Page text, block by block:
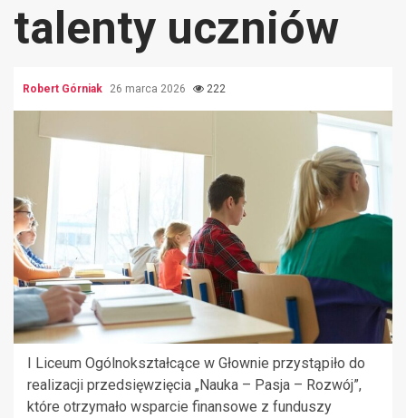
talenty uczniów
Robert Górniak 26 marca 2026 222
I Liceum Ogólnokształcące w Głownie przystąpiło do
realizacji przedsięwzięcia „Nauka – Pasja – Rozwój”,
które otrzymało wsparcie finansowe z funduszy